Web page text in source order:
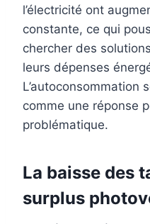
l’électricité ont
constante, ce qui
chercher des
leurs dépenses
L’autoconsommation
comme une réponse
problématique.
La baisse des
surplus